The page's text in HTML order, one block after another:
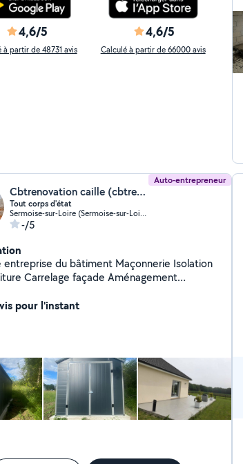
4,6/5
à partir de 48731 avis
4,6/5
Calculé à partir de 66000 avis
Auto-entrepreneur
Cbtrenovation caille (cbtrenovation)
Tout corps d'état
Sermoise-sur-Loire (Sermoise-sur-Loire)
-/5
du bâtiment Maçonnerie Isolation
Aménagement
pour l'instant